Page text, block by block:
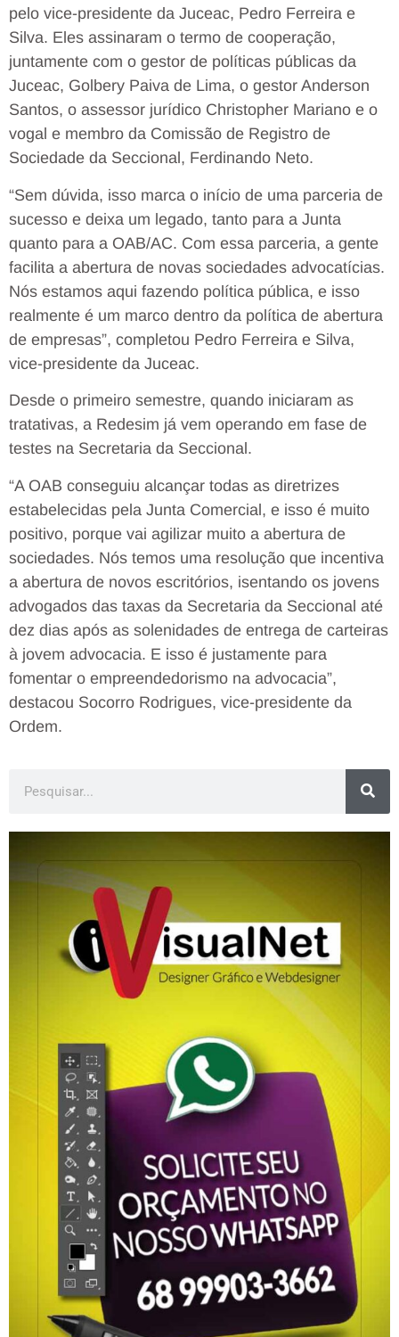
pelo vice-presidente da Juceac, Pedro Ferreira e
Silva. Eles assinaram o termo de cooperação,
juntamente com o gestor de políticas públicas da
Juceac, Golbery Paiva de Lima, o gestor Anderson
Santos, o assessor jurídico Christopher Mariano e o
vogal e membro da Comissão de Registro de
Sociedade da Seccional, Ferdinando Neto.
“Sem dúvida, isso marca o início de uma parceria de
sucesso e deixa um legado, tanto para a Junta
quanto para a OAB/AC. Com essa parceria, a gente
facilita a abertura de novas sociedades advocatícias.
Nós estamos aqui fazendo política pública, e isso
realmente é um marco dentro da política de abertura
de empresas”, completou Pedro Ferreira e Silva,
vice-presidente da Juceac.
Desde o primeiro semestre, quando iniciaram as
tratativas, a Redesim já vem operando em fase de
testes na Secretaria da Seccional.
“A OAB conseguiu alcançar todas as diretrizes
estabelecidas pela Junta Comercial, e isso é muito
positivo, porque vai agilizar muito a abertura de
sociedades. Nós temos uma resolução que incentiva
a abertura de novos escritórios, isentando os jovens
advogados das taxas da Secretaria da Seccional até
dez dias após as solenidades de entrega de carteiras
à jovem advocacia. E isso é justamente para
fomentar o empreendedorismo na advocacia”,
destacou Socorro Rodrigues, vice-presidente da
Ordem.